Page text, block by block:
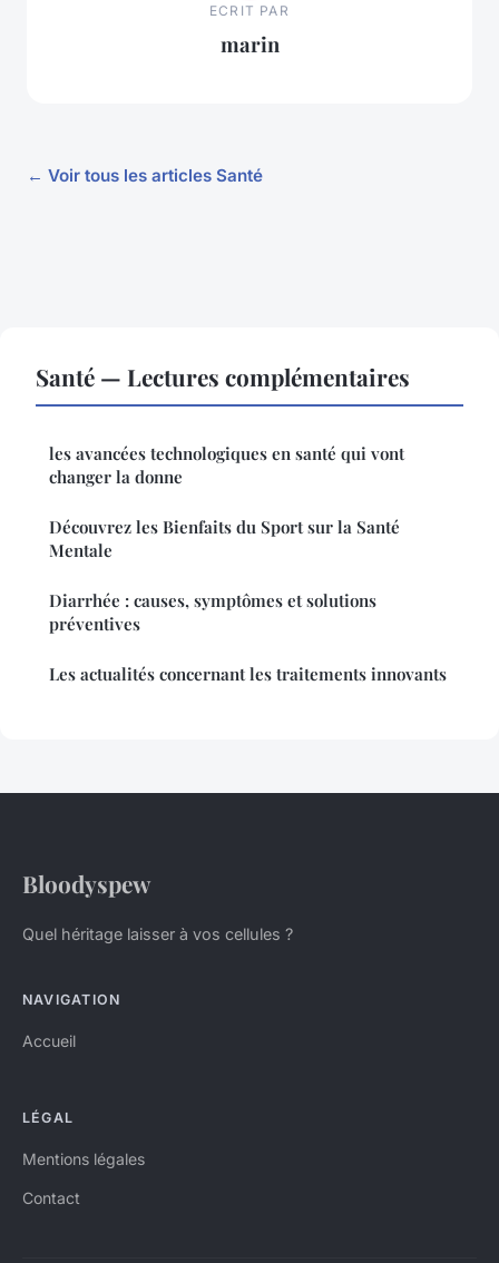
ECRIT PAR
marin
← Voir tous les articles Santé
Santé — Lectures complémentaires
les avancées technologiques en santé qui vont
changer la donne
Découvrez les Bienfaits du Sport sur la Santé
Mentale
Diarrhée : causes, symptômes et solutions
préventives
Les actualités concernant les traitements innovants
Bloodyspew
Quel héritage laisser à vos cellules ?
NAVIGATION
Accueil
LÉGAL
Mentions légales
Contact